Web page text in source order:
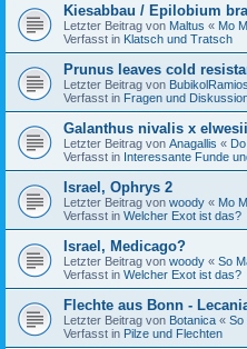
Kiesabbau / Epilobium
Letzter Beitrag von Maltus « Mo
Verfasst in Klatsch und Tratsch
Prunus leaves cold
Letzter Beitrag von BubikolRamios
Verfasst in Fragen und
Galanthus nivalis x elwesii
Letzter Beitrag von Anagallis «
Verfasst in Interessante Funde
Israel, Ophrys 2
Letzter Beitrag von woody « Mo
Verfasst in Welcher Exot ist das?
Israel, Medicago?
Letzter Beitrag von woody « So
Verfasst in Welcher Exot ist das?
Flechte aus Bonn -
Letzter Beitrag von Botanica « So
Verfasst in Pilze und Flechten